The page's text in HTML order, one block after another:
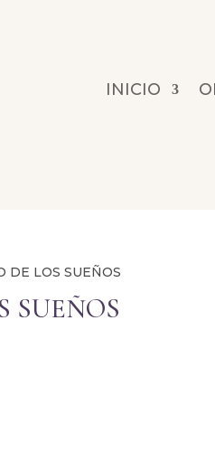
INICIO
DE LOS SUEÑOS
SUEÑOS